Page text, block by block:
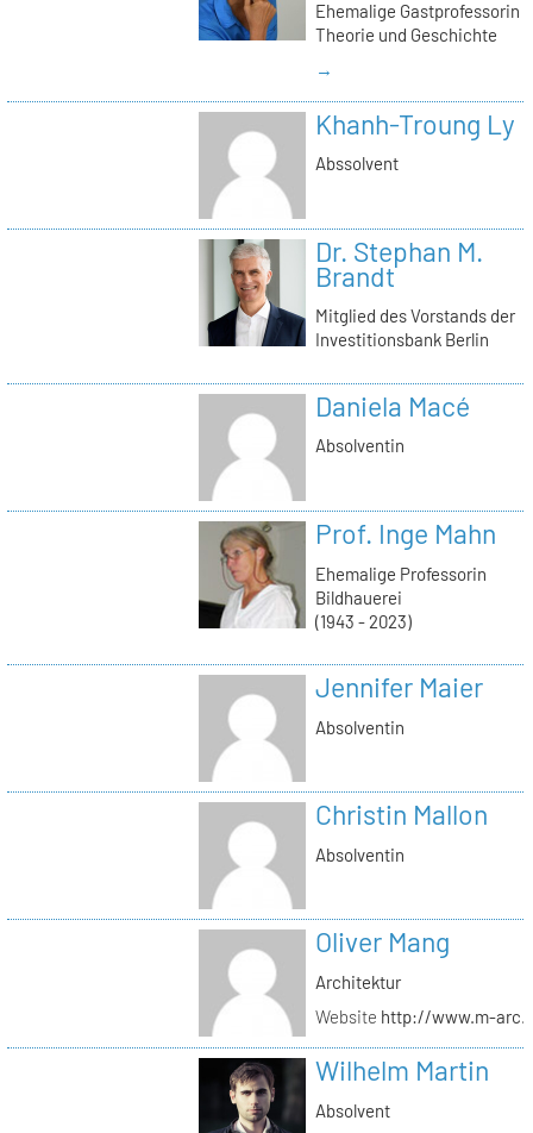
Ehemalige Gastprofessorin
Theorie und Geschichte
→
Khanh-Troung Ly
Abssolvent
Dr. Stephan M.
Brandt
Mitglied des Vorstands der
Investitionsbank Berlin
Daniela Macé
Absolventin
Prof. Inge Mahn
Ehemalige Professorin
Bildhauerei
(1943 - 2023)
Jennifer Maier
Absolventin
Christin Mallon
Absolventin
Oliver Mang
Architektur
Website http://www.m-
Wilhelm Martin
Absolvent